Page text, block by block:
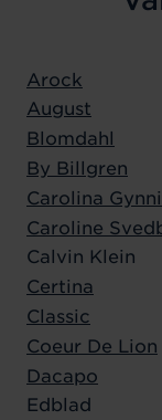
Arock
August
Blomdahl
By Billgren
Carolina
Caroline
Calvin Klein
Certina
Classic
Coeur De Lion
Dacapo
Edblad